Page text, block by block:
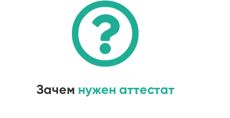
Зачем нужен аттестат